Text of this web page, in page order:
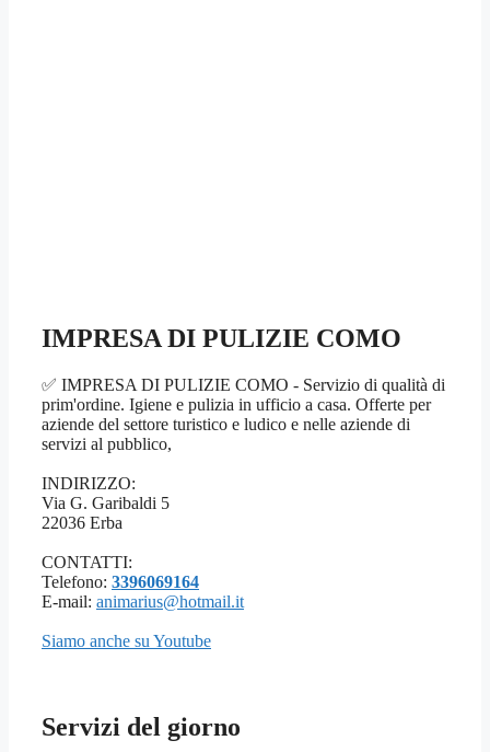
IMPRESA DI PULIZIE COMO
✅ IMPRESA DI PULIZIE COMO - Servizio di qualità di
prim'ordine. Igiene e pulizia in ufficio a casa. Offerte per
aziende del settore turistico e ludico e nelle aziende di
servizi al pubblico,
INDIRIZZO:
Via G. Garibaldi 5
22036 Erba
CONTATTI:
Telefono: 3396069164
E-mail: animarius@hotmail.it
Siamo anche su Youtube
Servizi del giorno